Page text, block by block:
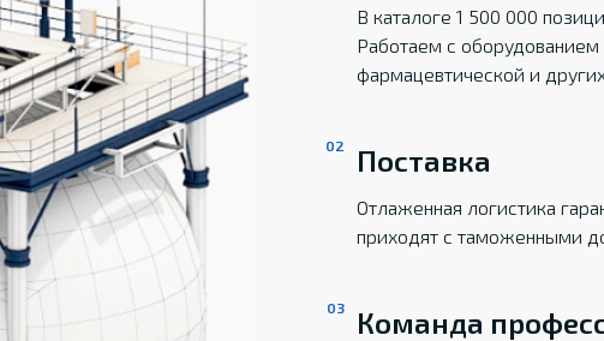
В каталоге 1 500 000
Работаем с
фармацевтической и
Поставка
Отлаженная логистика
приходят с таможенными
Команда